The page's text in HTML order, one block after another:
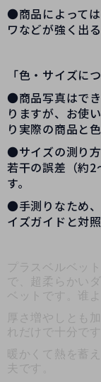
●商品によって
ワなどが強く出
「色・サイズに
●商品写真はで
りますが、お使
り実際の商品と
●サイズの測り方
若干の誤差（約
す。
●手測りなため
イズガイドと対
プラスベルベッ
で、超柔らかい
ベットです。 谁
厚さ増やしとも
れだけで十分です
暖かくて熱を蓄
夫です。